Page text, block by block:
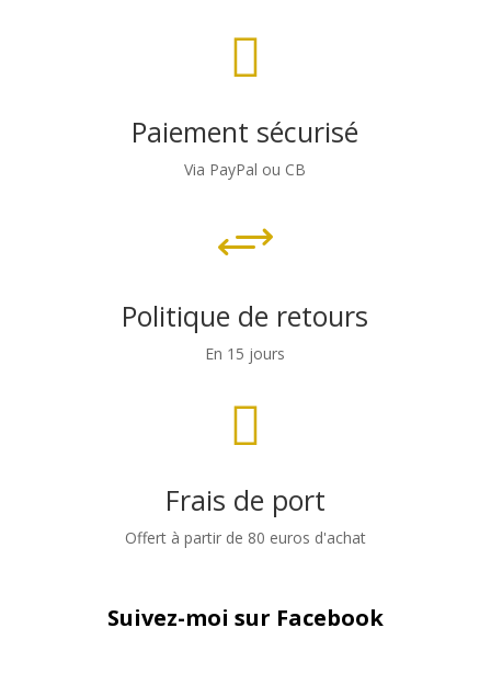

Paiement sécurisé
Via PayPal ou CB
+
Politique de retours
En 15 jours

Frais de port
Offert à partir de 80 euros d'achat
Suivez-moi sur Facebook